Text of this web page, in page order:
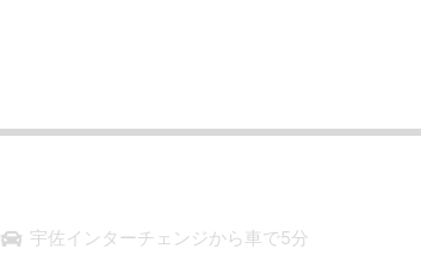
宇佐インターチェンジから車で5分